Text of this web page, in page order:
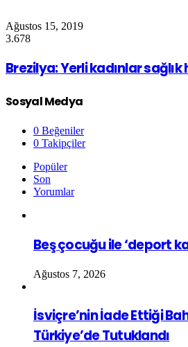
Ağustos 15, 2019
3.678
Brezilya: Yerli kadınlar
Sosyal Medya
0 Beğeniler
0 Takipçiler
Popüler
Son
Yorumlar
Beş çocuğu ile ‘deport
Ağustos 7, 2026
İsviçre’nin İade Ettiği
Türkiye’de Tutuklandı